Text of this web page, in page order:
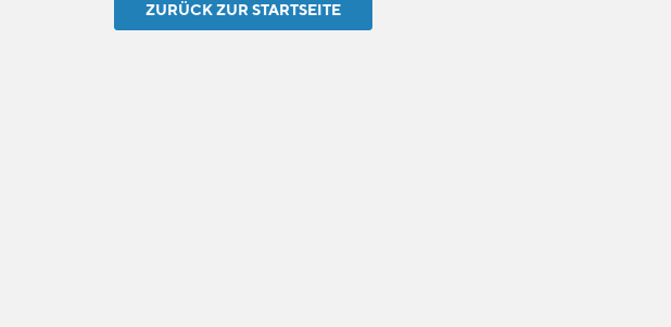
ZURÜCK ZUR STARTSEITE